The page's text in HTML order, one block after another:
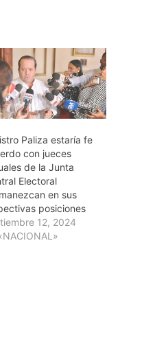
Paliza estaría fe
con jueces
de la Junta
Electoral
en sus
posiciones
12, 2024